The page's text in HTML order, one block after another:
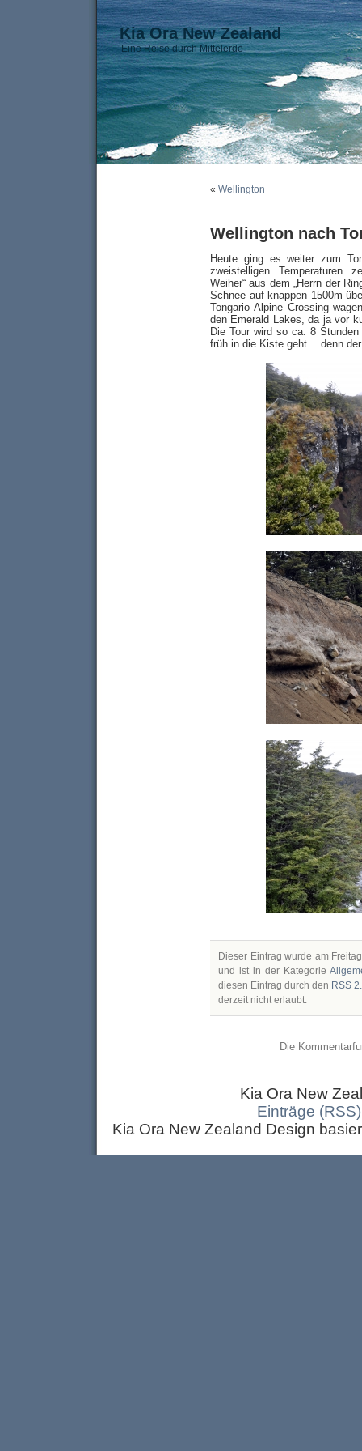
Kia Ora New Zealand
Eine Reise durch Mittelerde
« Wellington
Wellington nach
Heute ging es weiter zum
zweistelligen Temperaturen
Weiher“ aus dem „Herrn der
Schnee auf knappen 1500m
Tongario Alpine Crossing
den Emerald Lakes, da ja vor
Die Tour wird so ca. 8
früh in die Kiste geht… denn
Dieser Eintrag wurde am
und ist in der Kategorie
diesen Eintrag durch den RSS
derzeit nicht erlaubt.
Die
Kia Ora New
Einträge (RSS)
Kia Ora New Zealand Design